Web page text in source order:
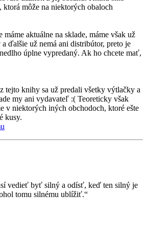
ktorá môže na niektorých obaloch
máme aktuálne na sklade, máme však už
ďalšie už nemá ani distribútor, preto je
úplne vypredaný. Ak ho chcete mať,
tejto knihy sa už predali všetky výtlačky a
my ani vydavateľ :( Teoreticky však
v niektorých iných obchodoch, ktoré ešte
kusy.
vedieť byť silný a odí­sť, keď ten silný je
tomu silnému ublí­žiť.